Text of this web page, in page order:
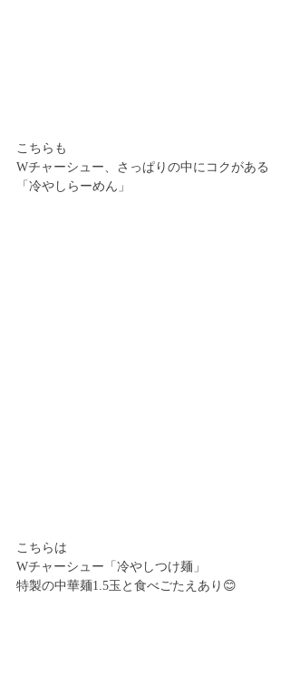
こちらも
Wチャーシュー、さっぱりの中にコクがある
「冷やしらーめん」
こちらは
Wチャーシュー「冷やしつけ麺」
特製の中華麺1.5玉と食べごたえあり😊